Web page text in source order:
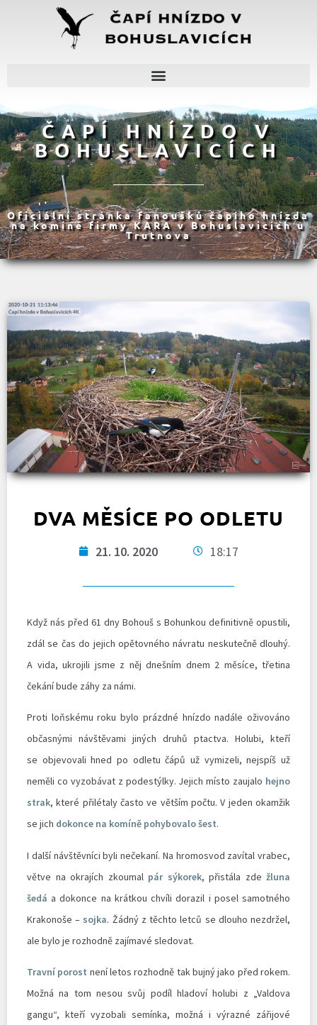
ČAPÍ HNÍZDO V
BOHUSLAVICÍCH
Oficiální stránka fanoušků čapího hnízda
na komíně firmy KARA v Bohuslavicích u
Trutnova
DVA MĚSÍCE PO ODLETU
21. 10. 2020 18:17
Když nás před 61 dny Bohouš s Bohunkou definitivně opustili,
zdál se čas do jejich opětovného návratu neskutečně dlouhý.
A vida, ukrojili jsme z něj dnešním dnem 2 měsíce, třetina
čekání bude záhy za námi.
Proti loňskému roku bylo prázdné hnízdo nadále oživováno
občasnými návštěvami jiných druhů ptactva. Holubi, kteří
se objevovali hned po odletu čápů už vymizeli, nejspíš už
neměli co vyzobávat z podestýlky. Jejich místo zaujalo hejno
strak, které přilétaly často ve větším počtu. V jeden okamžik
se jich dokonce na komíně pohybovalo šest.
I další návštěvníci byli nečekaní. Na hromosvod zavítal vrabec,
větve na okrajích zkoumal pár sýkorek, přistála zde žluna
šedá a dokonce na krátkou chvíli dorazil i posel samotného
Krakonoše – sojka. Žádný z těchto letců se dlouho nezdržel,
ale bylo je rozhodně zajímavé sledovat.
Travní porost není letos rozhodně tak bujný jako před rokem.
Možná na tom nesou svůj podíl hladoví holubi z „Valdova
gangu“, kteří vyzobali semínka, možná i výrazné zářijové